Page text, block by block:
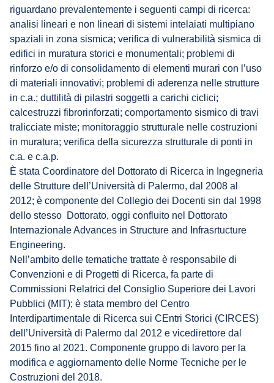
riguardano prevalentemente i seguenti campi di ricerca:
analisi lineari e non lineari di sistemi intelaiati multipiano
spaziali in zona sismica; verifica di vulnerabilità sismica di
edifici in muratura storici e monumentali; problemi di
rinforzo e/o di consolidamento di elementi murari con l’uso
di materiali innovativi; problemi di aderenza nelle strutture
in c.a.; duttilità di pilastri soggetti a carichi ciclici;
calcestruzzi fibrorinforzati; comportamento sismico di travi
tralicciate miste; monitoraggio strutturale nelle costruzioni
in muratura; verifica della sicurezza strutturale di ponti in
c.a. e c.a.p.
È stata Coordinatore del Dottorato di Ricerca in Ingegneria
delle Strutture dell’Università di Palermo, dal 2008 al
2012; è componente del Collegio dei Docenti sin dal 1998
dello stesso Dottorato, oggi confluito nel Dottorato
Internazionale Advances in Structure and Infrasrtucture
Engineering.
Nell’ambito delle tematiche trattate è responsabile di
Convenzioni e di Progetti di Ricerca, fa parte di
Commissioni Relatrici del Consiglio Superiore dei Lavori
Pubblici (MIT); è stata membro del Centro
Interdipartimentale di Ricerca sui CEntri Storici (CIRCES)
dell’Università di Palermo dal 2012 e vicedirettore dal
2015 fino al 2021. Componente gruppo di lavoro per la
modifica e aggiornamento delle Norme Tecniche per le
Costruzioni del 2018.